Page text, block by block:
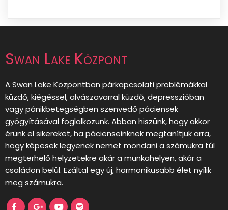
Swan Lake Központ
A Swan Lake Központban párkapcsolati problémákkal
küzdő, kiégéssel, alvászavarral küzdő, depresszióban
vagy pánikbetegségben szenvedő páciensek
gyógyításával foglalkozunk. Abban hiszünk, hogy akkor
érünk el sikereket, ha pácienseinknek megtanítjuk arra,
hogy képesek legyenek nemet mondani a számukra túl
megterhelő helyzetekre akár a munkahelyen, akár a
családon belül. Ezáltal egy új, harmonikusabb élet nyílik
meg számukra.